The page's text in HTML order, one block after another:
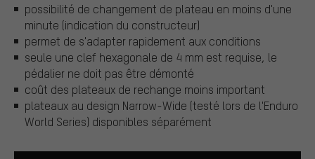
possibilité de changement de plateau en moins d'une
minute (indication du constructeur)
permet de s'adapter rapidement aux conditions
seule une clef hexagonale de 4 mm est requise, le
pédalier ne doit pas être démonté
coût des plateaux de rechange moins important
plateaux au design Narrow-Wide (testé lors de l'Enduro
World Series) disponibles séparément